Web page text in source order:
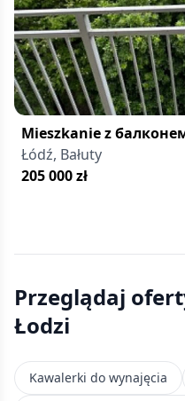
Mieszkanie z
Manufaktury
Łódź, Bałuty
205 000zł
Przeglądaj
Łodzi
Kawalerki do wynajęcia